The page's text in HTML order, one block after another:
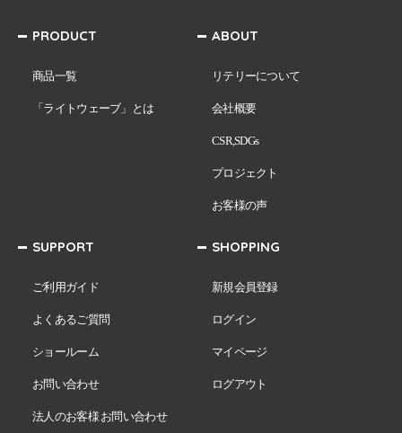
PRODUCT
商品一覧
「ライトウェーブ」とは
ABOUT
リテリーについて
会社概要
CSR,SDGs
プロジェクト
お客様の声
SUPPORT
ご利用ガイド
よくあるご質問
ショールーム
お問い合わせ
法人のお客様 お問い合わせ
SHOPPING
新規会員登録
ログイン
マイページ
ログアウト